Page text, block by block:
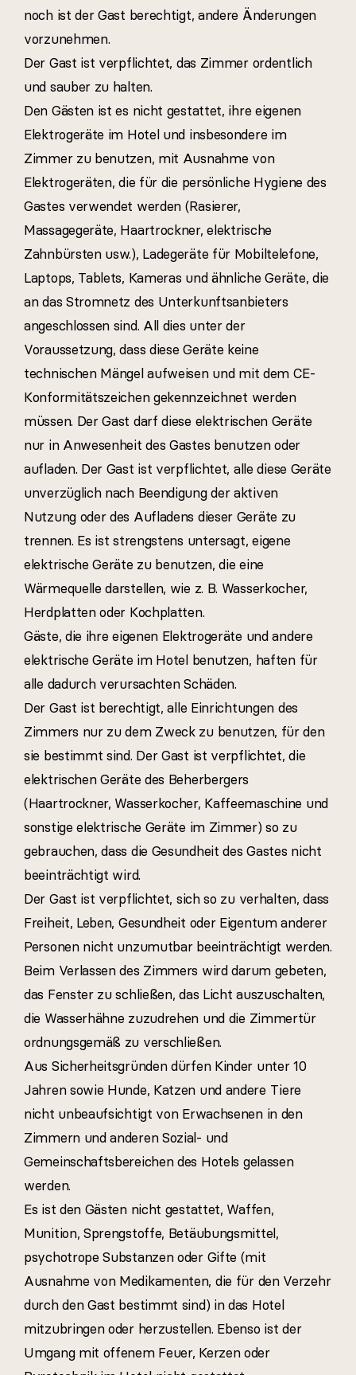
noch ist der Gast berechtigt, andere Änderungen
vorzunehmen.
Der Gast ist verpflichtet, das Zimmer ordentlich
und sauber zu halten.
Den Gästen ist es nicht gestattet, ihre eigenen
Elektrogeräte im Hotel und insbesondere im
Zimmer zu benutzen, mit Ausnahme von
Elektrogeräten, die für die persönliche Hygiene des
Gastes verwendet werden (Rasierer,
Massagegeräte, Haartrockner, elektrische
Zahnbürsten usw.), Ladegeräte für Mobiltelefone,
Laptops, Tablets, Kameras und ähnliche Geräte, die
an das Stromnetz des Unterkunftsanbieters
angeschlossen sind. All dies unter der
Voraussetzung, dass diese Geräte keine
technischen Mängel aufweisen und mit dem CE-
Konformitätszeichen gekennzeichnet werden
müssen. Der Gast darf diese elektrischen Geräte
nur in Anwesenheit des Gastes benutzen oder
aufladen. Der Gast ist verpflichtet, alle diese Geräte
unverzüglich nach Beendigung der aktiven
Nutzung oder des Aufladens dieser Geräte zu
trennen. Es ist strengstens untersagt, eigene
elektrische Geräte zu benutzen, die eine
Wärmequelle darstellen, wie z. B. Wasserkocher,
Herdplatten oder Kochplatten.
Gäste, die ihre eigenen Elektrogeräte und andere
elektrische Geräte im Hotel benutzen, haften für
alle dadurch verursachten Schäden.
Der Gast ist berechtigt, alle Einrichtungen des
Zimmers nur zu dem Zweck zu benutzen, für den
sie bestimmt sind. Der Gast ist verpflichtet, die
elektrischen Geräte des Beherbergers
(Haartrockner, Wasserkocher, Kaffeemaschine und
sonstige elektrische Geräte im Zimmer) so zu
gebrauchen, dass die Gesundheit des Gastes nicht
beeinträchtigt wird.
Der Gast ist verpflichtet, sich so zu verhalten, dass
Freiheit, Leben, Gesundheit oder Eigentum anderer
Personen nicht unzumutbar beeinträchtigt werden.
Beim Verlassen des Zimmers wird darum gebeten,
das Fenster zu schließen, das Licht auszuschalten,
die Wasserhähne zuzudrehen und die Zimmertür
ordnungsgemäß zu verschließen.
Aus Sicherheitsgründen dürfen Kinder unter 10
Jahren sowie Hunde, Katzen und andere Tiere
nicht unbeaufsichtigt von Erwachsenen in den
Zimmern und anderen Sozial- und
Gemeinschaftsbereichen des Hotels gelassen
werden.
Es ist den Gästen nicht gestattet, Waffen,
Munition, Sprengstoffe, Betäubungsmittel,
psychotrope Substanzen oder Gifte (mit
Ausnahme von Medikamenten, die für den Verzehr
durch den Gast bestimmt sind) in das Hotel
mitzubringen oder herzustellen. Ebenso ist der
Umgang mit offenem Feuer, Kerzen oder